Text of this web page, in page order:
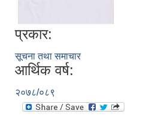
प्रकार:
सूचना तथा समाचार
आर्थिक वर्ष:
२०७८/०८९